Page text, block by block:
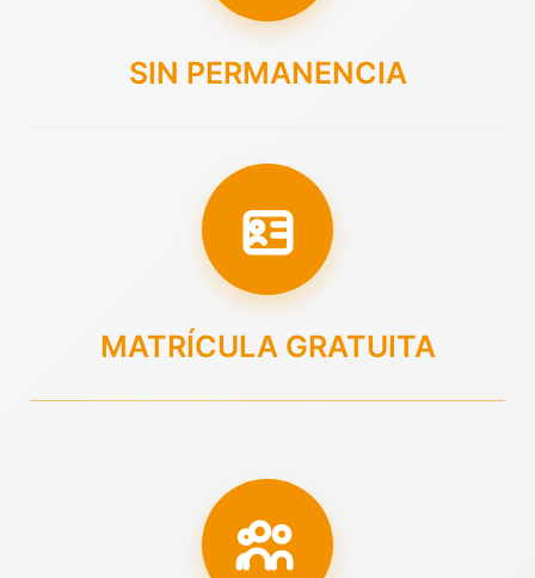
SIN PERMANENCIA
MATRÍCULA GRATUITA